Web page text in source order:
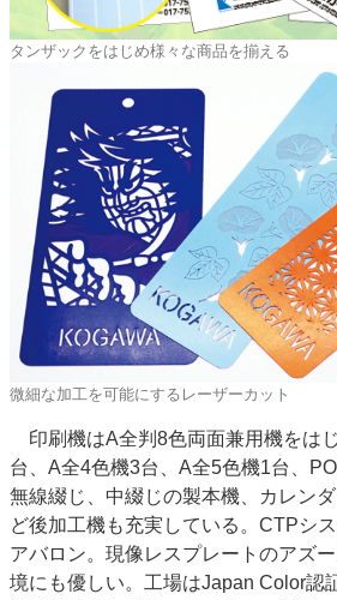
タンザックをはじめ様々な商品を揃える
微細な加工を可能にするレーザーカット
印刷機はA全判8色両面兼用機をは
台、A全4色機3台、A全5色機1台、
無線綴じ、中綴じの製本機、カレン
ど後加工機も充実している。CTPシ
アバロン。現像レスプレートのアズ
境にも優しい。工場はJapan Color認